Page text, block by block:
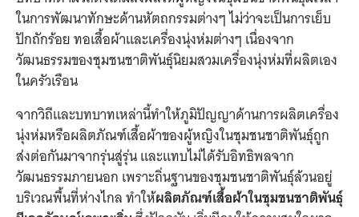
ในการพัฒนาทักษะด้านหัตถกรรมต่างๆ ไม่ว่าจะเป็นการเย็บ
ปักถักร้อย ทอเสื้อผ้าและเครื่องนุ่งห่มต่างๆ เนื่องจาก
วัฒนธรรมของชุมชนชาติพันธุ์นิยมสวมเครื่องนุ่งห่มที่ผลิตเอง
ในครัวเรือน
จากวิถีและบทบาทเหล่านี้ทำให้ภูมิปัญญาด้านการผลิตเครื่อง
นุ่งห่มหรือผลิตภัณฑ์เสื้อผ้าของผู้หญิงในชุมชนชาติพันธุ์ถูก
ส่งต่อกันมาจากรุ่นสู่รุ่น และแทบไม่ได้รับอิทธิพลจาก
วัฒนธรรมภายนอก เพราะถิ่นฐานของชุมชนชาติพันธุ์ล้วนอยู่
บริเวณพื้นที่ห่างไกล ทำให้ผลิตภัณฑ์เสื้อผ้าในชุมชนชาติพันธุ์